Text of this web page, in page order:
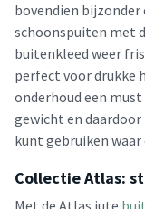
bovendien bijzonder
schoonspuiten met
buitenkleed weer
perfect voor drukke
onderhoud een
gewicht en
kunt gebruiken
Collectie Atlas:
Met de Atlas jute